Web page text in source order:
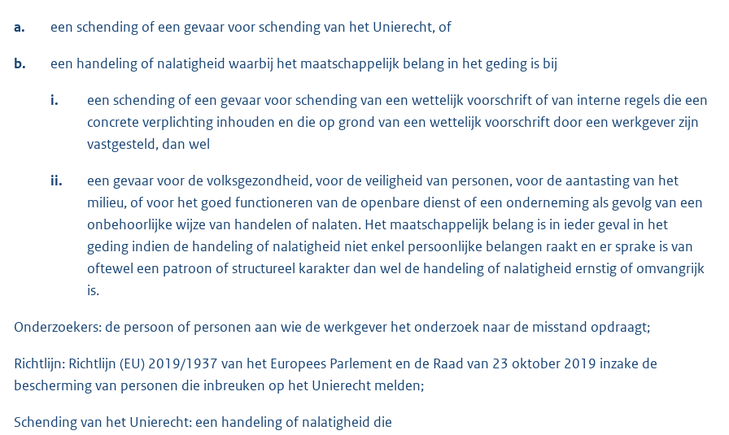
a. een schending of een gevaar voor schending van het Unierecht, of
b. een handeling of nalatigheid waarbij het maatschappelijk belang in het geding is bij
i.
een schending of een gevaar voor schending van een wettelijk voorschrift of van interne regels die een
concrete verplichting inhouden en die op grond van een wettelijk voorschrift door een werkgever zijn
vastgesteld, dan wel
ii.
een gevaar voor de volksgezondheid, voor de veiligheid van personen, voor de aantasting van het
milieu, of voor het goed functioneren van de openbare dienst of een onderneming als gevolg van een
onbehoorlijke wijze van handelen of nalaten. Het maatschappelijk belang is in ieder geval in het
geding indien de handeling of nalatigheid niet enkel persoonlijke belangen raakt en er sprake is van
oftewel een patroon of structureel karakter dan wel de handeling of nalatigheid ernstig of omvangrijk
is.
Onderzoekers: de persoon of personen aan wie de werkgever het onderzoek naar de misstand opdraagt;
Richtlijn: Richtlijn (EU) 2019/1937 van het Europees Parlement en de Raad van 23 oktober 2019 inzake de
bescherming van personen die inbreuken op het Unierecht melden;
Schending van het Unierecht: een handeling of nalatigheid die